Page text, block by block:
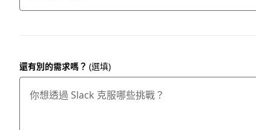
還有別的需求嗎？ (選填)